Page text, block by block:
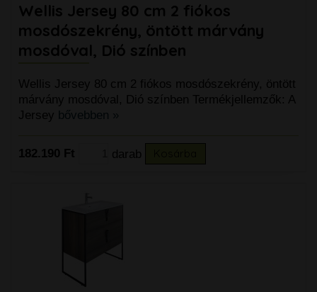
Wellis Jersey 80 cm 2 fiókos
mosdószekrény, öntött márvány
mosdóval, Dió színben
Wellis Jersey 80 cm 2 fiókos mosdószekrény, öntött
márvány mosdóval, Dió színben Termékjellemzők: A
Jersey bővebben »
182.190 Ft darab